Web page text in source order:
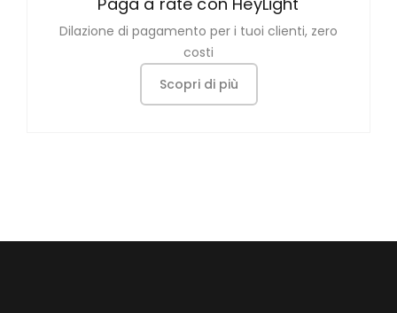
Dilazione di pagamento per i tuoi clienti, zero
costi
Scopri di più